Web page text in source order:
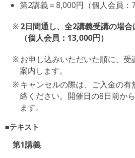
第2講義＝8,000円（個人会員：
2日間通し、全2講義受講の場
（個人会員：13,000円）
お申し込みいただいた順に、
案内します。
キャンセルの際は、ご入金の
絡ください。開催日の8日前か
ます。
■テキスト
第1講義